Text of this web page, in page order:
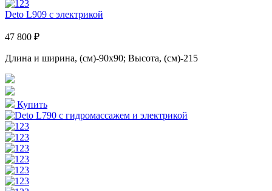
Deto L909 с электрикой
47 800 ₽
Длина и ширина, (см)-90x90; Высота, (см)-215
Купить